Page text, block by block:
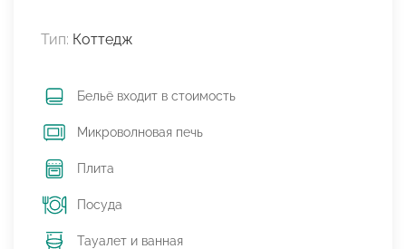
Тип: Коттедж
Бельё входит в стоимость
Микроволновая печь
Плита
Посуда
Тауалет и ванная